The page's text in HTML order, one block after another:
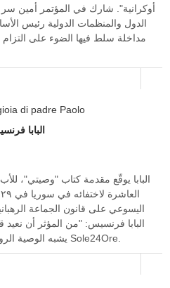
أوكرانية". شارك في المؤتمر أمين سر
الدول والمنظمات الدولية رئيس
مداخلة سلط فيها الضوء على
البابا
البابا يوقّع مقدمة كتاب "وصيتي"،
اليسوعي على قانون الجماعة
البابا فرنسيس: "من المؤثر أن
يشبه الوصية الروحية". وقد نشرت نص البابا صحيفة Sole24Ore.